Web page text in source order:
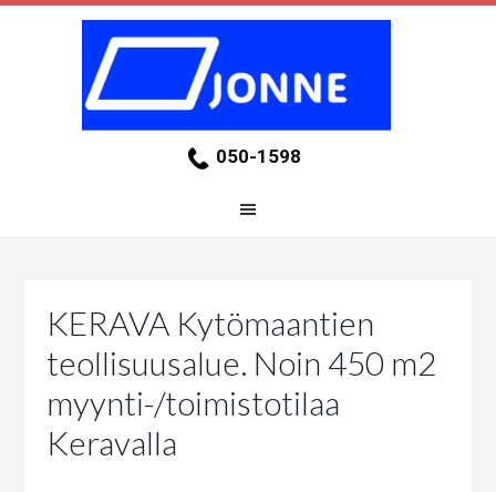
050-1598
KERAVA Kytömaantien
teollisuusalue. Noin 450 m2
myynti-/toimistotilaa
Keravalla